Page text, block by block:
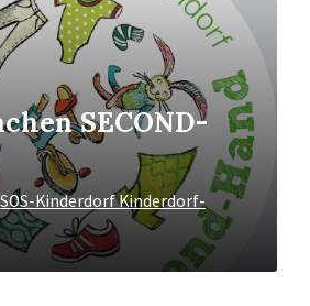
SECOND-
SOS-Kinderdorf Kinderdorf-